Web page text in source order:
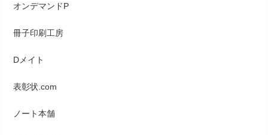
オンデマンドP
冊子印刷工房
Dメイト
表彰状.com
ノート本舗